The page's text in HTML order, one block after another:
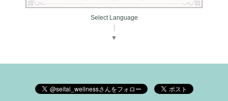
Select Language
▼